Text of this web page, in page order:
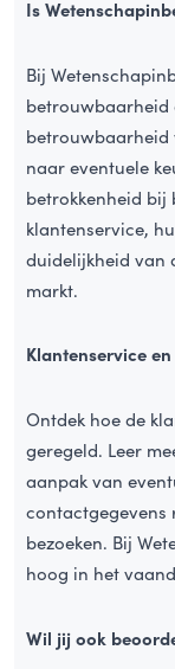
Is
Bij
betrouwbaarheid
betrouwbaarheid
naar eventuele
betrokkenheid bij
klantenservice,
duidelijkheid van
markt.
Klantenservice
Ontdek hoe de
geregeld. Leer
aanpak van
contactgegevens
bezoeken. Bij
hoog in het
Wil jij ook